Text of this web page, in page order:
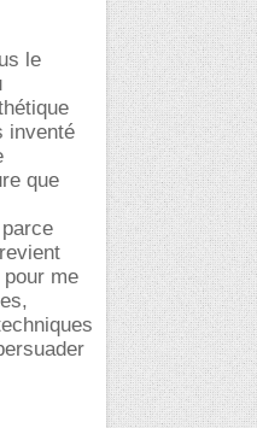
le
inventé
que
me